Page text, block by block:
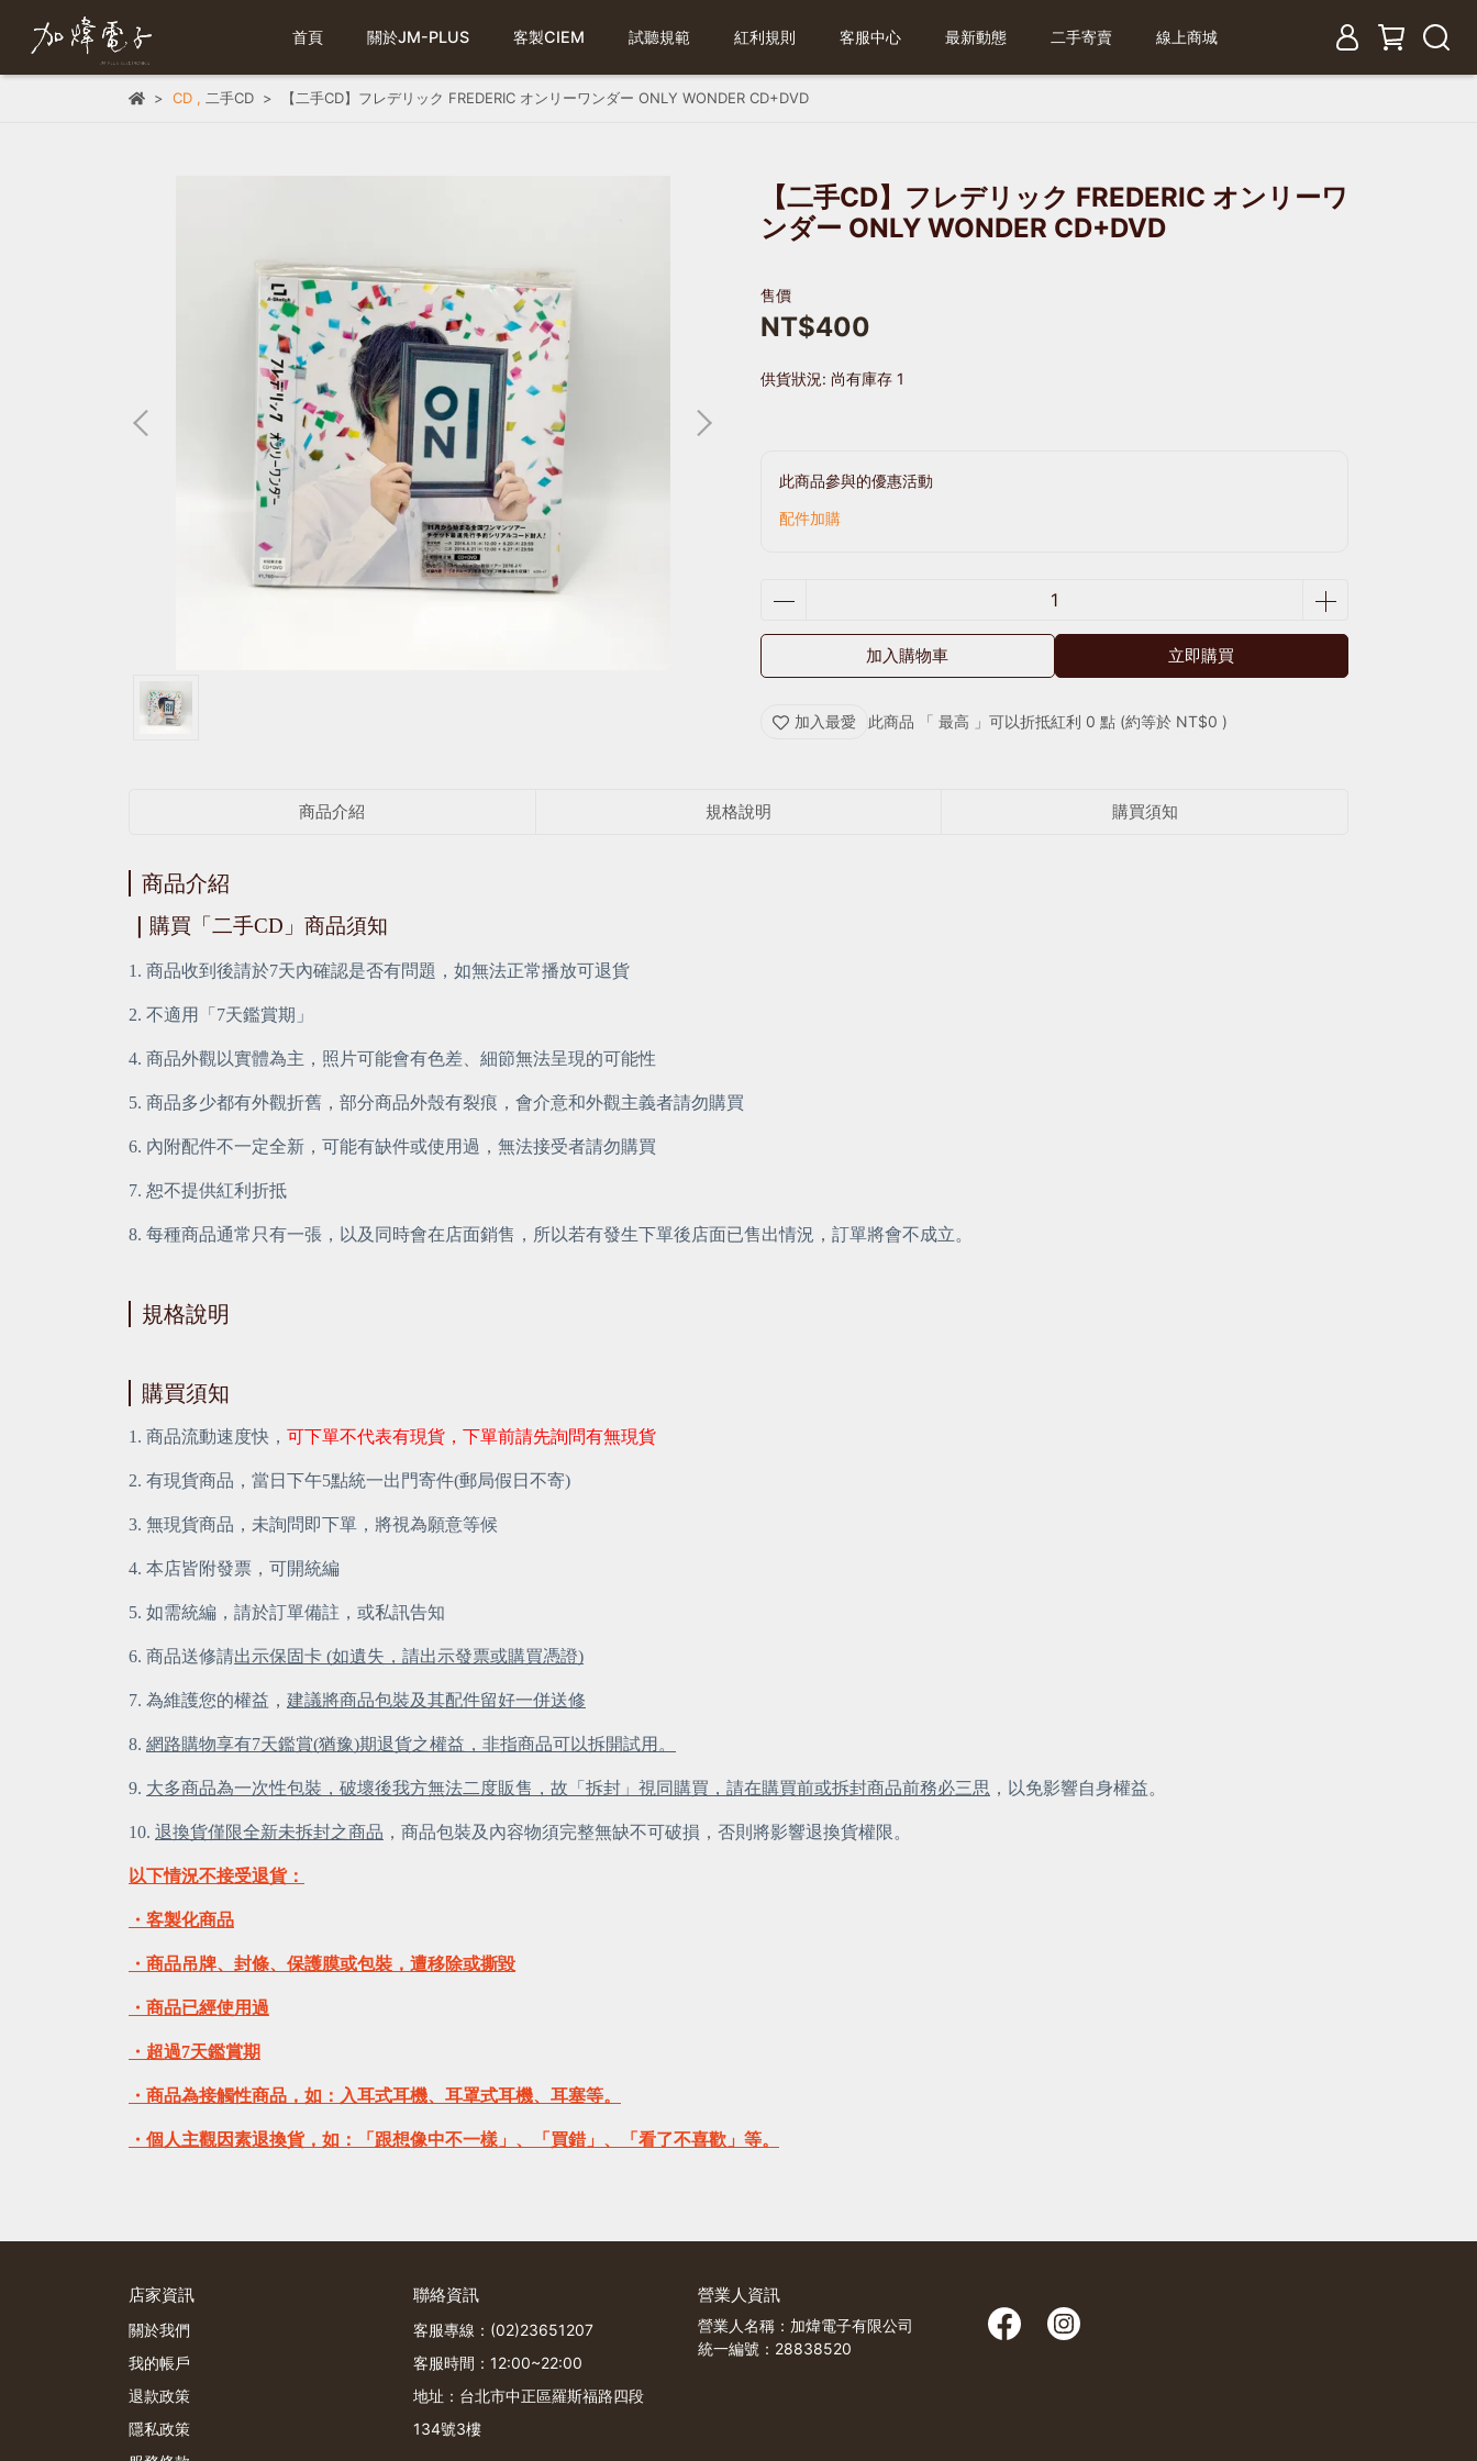
首頁 關於JM-PLUS 客製CIEM 試聽規範 紅利規則 客服中心 最新動態 二手寄賣 線上商城
CD, 二手CD 【二手CD】フレデリック FREDERIC オンリーワンダー ONLY WONDER CD+DVD
【二手CD】フレデリック FREDERIC オンリーワ
ンダー ONLY WONDER CD+DVD
售價
NT$400
供貨狀況: 尚有庫存 1
此商品參與的優惠活動
配件加購
加入購物車 立即購買
加入最愛 此商品 「 最高 」可以折抵紅利 0 點 (約等於 NT$0 )
商品介紹 規格說明 購買須知
商品介紹
購買「二手CD」商品須知
1. 商品收到後請於7天內確認是否有問題，如無法正常播放可退貨
2. 不適用「7天鑑賞期」
4. 商品外觀以實體為主，照片可能會有色差、細節無法呈現的可能性
5. 商品多少都有外觀折舊，部分商品外殼有裂痕，會介意和外觀主義者請勿購買
6. 內附配件不一定全新，可能有缺件或使用過，無法接受者請勿購買
7. 恕不提供紅利折抵
8. 每種商品通常只有一張，以及同時會在店面銷售，所以若有發生下單後店面已售出情況，訂單將會不成立。
規格說明
購買須知
1. 商品流動速度快， 可下單不代表有現貨，下單前請先詢問有無現貨
2. 有現貨商品，當日下午5點統一出門寄件(郵局假日不寄)
3. 無現貨商品，未詢問即下單，將視為願意等候
4. 本店皆附發票，可開統編
5. 如需統編，請於訂單備註，或私訊告知
6. 商品送修請出示保固卡 (如遺失，請出示發票或購買憑證)
7. 為維護您的權益， 建議將商品包裝及其配件留好一併送修
8. 網路購物享有7天鑑賞(猶豫)期退貨之權益，非指商品可以拆開試用。
9. 大多商品為一次性包裝，破壞後我方無法二度販售，故「拆封」視同購買，請在購買前或拆封商品前務必三思 ，以免影響自身權益。
10. 退換貨僅限全新未拆封之商品 ，商品包裝及內容物須完整無缺不可破損，否則將影響退換貨權限。
以下情況不接受退貨：
・客製化商品
・商品吊牌、封條、保護膜或包裝，遭移除或撕毀
・商品已經使用過
・超過7天鑑賞期
・商品為接觸性商品，如：入耳式耳機、耳罩式耳機、耳塞等。
・個人主觀因素退換貨，如：「跟想像中不一樣」、「買錯」、「看了不喜歡」等。
店家資訊
關於我們
我的帳戶
退款政策
隱私政策
聯絡資訊
客服專線：(02)23651207
客服時間：12:00~22:00
地址：台北市中正區羅斯福路四段
134號3樓
營業人資訊
營業人名稱：加煒電子有限公司
統一編號：28838520